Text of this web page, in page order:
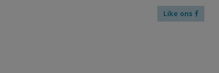
Like ons